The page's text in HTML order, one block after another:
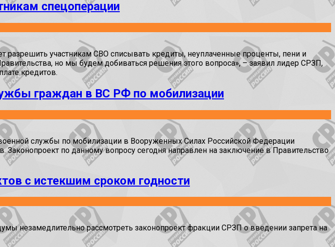
спецоперации
разрешить участникам СВО списывать кредиты, неуплаченные проценты, пени и
но мы будем добиваться решения этого вопроса», – заявил лидер СРЗП,
кредитов.
граждан в ВС РФ по мобилизации
службы по мобилизации в Вооруженных Силах Российской Федерации
по данному вопросу сегодня направлен на заключение в Правительство
с истекшим сроком годности
незамедлительно рассмотреть законопроект фракции СРЗП о введении запрета на